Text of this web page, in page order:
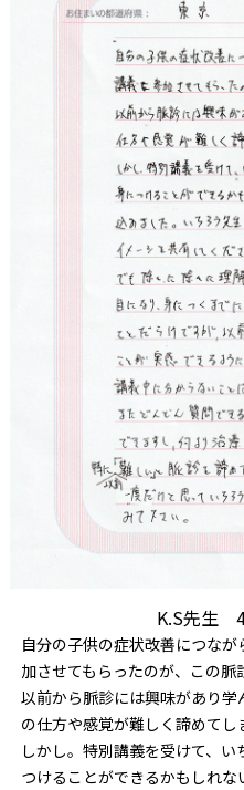
K.S先生
自分の子供の症状改善につな
加させてもらったのが、この脈
以前から脈診には興味があり
の仕方や感覚が難しく諦めてし
しかし。特別講義を受けて、
つけることができるかもしれ